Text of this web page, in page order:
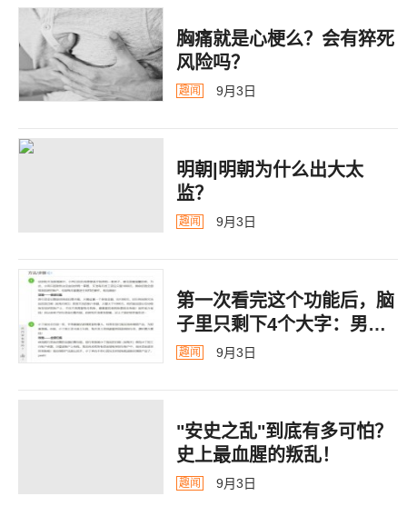
胸痛就是心梗么？会有猝死
风险吗？
趣闻 9月3日
明朝|明朝为什么出大太
监？ ​​​
趣闻 9月3日
第一次看完这个功能后，脑
子里只剩下4个大字：男德
银行
趣闻 9月3日
"安史之乱"到底有多可怕？
史上最血腥的叛乱！
趣闻 9月3日